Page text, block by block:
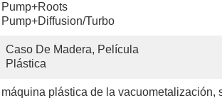
Pump+Roots
Pump+Diffusion/Turbo
Caso De Madera, Película
Plástica
máquina plástica de la vacuometalización,